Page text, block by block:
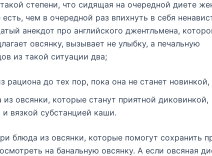
степени, что сидящая на очередной диете
чем в очередной раз впихнуть в себя
анекдот про английского джентльмена,
овсянку, вызывает не улыбку, а печальную
из такой ситуации два;
рациона до тех пор, пока она не станет новинкой,
овсянки, которые станут приятной диковинкой,
вязкой субстанцией каши.
блюда из овсянки, которые помогут сохранить
на банальную овсянку. А если овсяная